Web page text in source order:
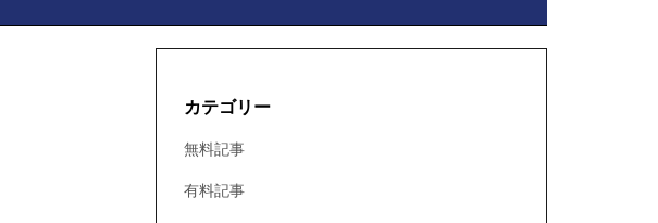
カテゴリー
無料記事
有料記事